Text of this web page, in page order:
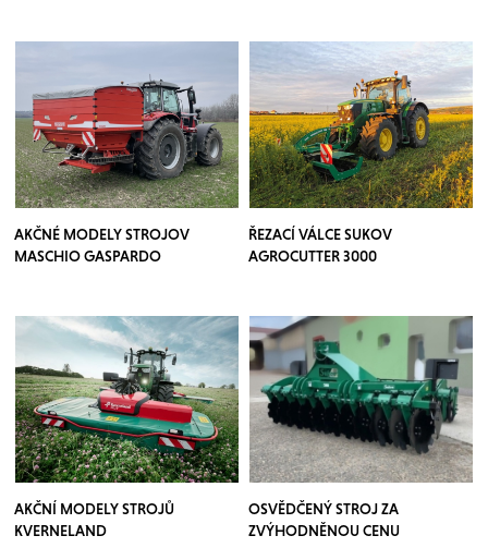
AKČNÉ MODELY STROJOV
MASCHIO GASPARDO
ŘEZACÍ VÁLCE SUKOV
AGROCUTTER 3000
AKČNÍ MODELY STROJŮ
KVERNELAND
OSVĚDČENÝ STROJ ZA
ZVÝHODNĚNOU CENU